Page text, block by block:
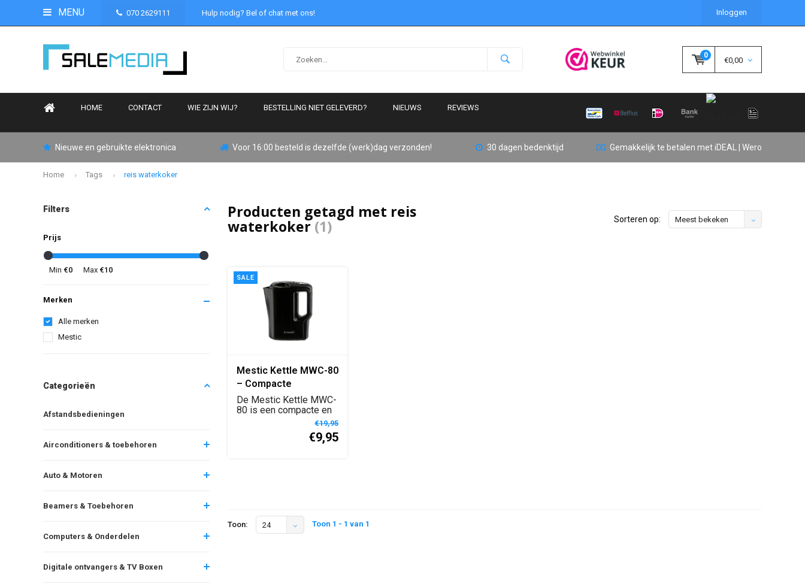
MENU 070 2629111 Hulp nodig? Bel of chat met ons! Inloggen
0
€0,00
HOME CONTACT WIE ZIJN WIJ? BESTELLING NIET GELEVERD? NIEUWS REVIEWS
Nieuwe en gebruikte elektronica Voor 16:00 besteld is dezelfde (werk)dag verzonden! 30 dagen bedenktijd Gemakkelijk te betalen met iDEAL | Wero
Home Tags reis waterkoker
Filters
Prijs
Min €0 Max €10
Merken
Alle merken
Mestic
Categorieën
Afstandsbedieningen
Airconditioners & toebehoren
Auto & Motoren
Beamers & Toebehoren
Computers & Onderdelen
Digitale ontvangers & TV Boxen
Producten getagd met reis
waterkoker(1) Sorteren op: Meest bekeken
SALE
Mestic Kettle MWC-80
– Compacte
Elektrische
Waterkoker voor
Camping en Reizen
De Mestic Kettle MWC-
80 is een compacte en
€19,95
€9,95
Toon: 24 Toon 1 - 1 van 1